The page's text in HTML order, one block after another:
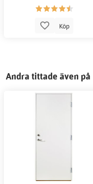
Köp
Andra tittade även på